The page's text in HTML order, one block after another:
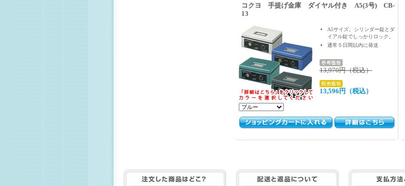
コクヨ 手提げ金庫 ダイヤル付き A5(3号) CB-
13
A5サイズ。シリンダー錠とダ
イアル錠でしっかりロック。
通常５日間以内に発送
13,970円（税込）
13,596円（税込）